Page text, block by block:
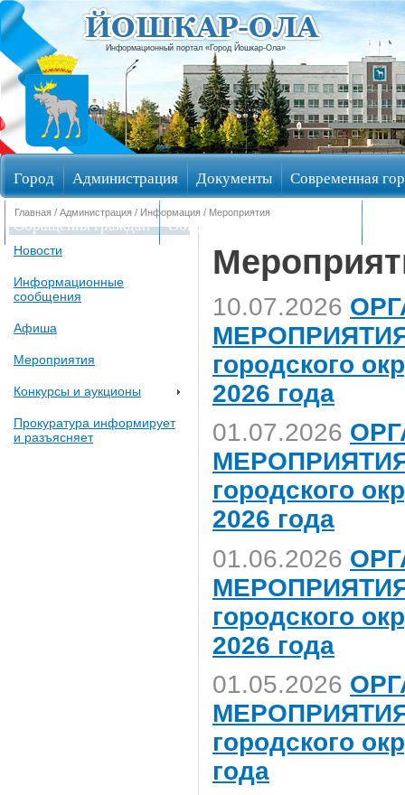
Информационный портал «Город Йошкар-Ола»
Город Администрация Документы Современная
Обращения граждан Общественные обсуждения
Главная / Администрация / Информация / Мероприятия
Новости
Информационные
сообщения
Афиша
Мероприятия
Конкурсы и аукционы
Прокуратура информирует
и разъясняет
10.07.2026
городского
2026 года
01.07.2026
городского
2026 года
01.06.2026
городского
2026 года
01.05.2026
городского
года